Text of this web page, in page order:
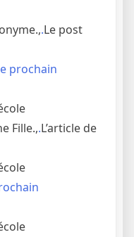
.Le post
prochain
Fille.,.L’article de